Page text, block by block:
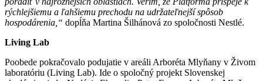
rýchlejšiemu a ľahšiemu prechodu na udržateľnejší spôsob
hospodárenia,“ dopĺňa Martina Šilhánová zo spoločnosti Nestlé.
Living Lab
Poobede pokračovalo podujatie v areáli Arboréta Mlyňany v Živom
laboratóriu (Living Lab). Ide o spoločný projekt Slovenskej